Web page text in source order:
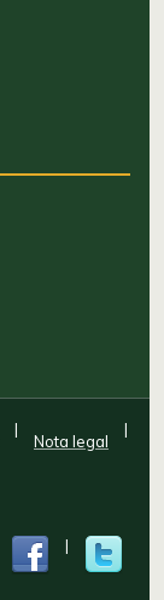
|
Nota legal
|
|